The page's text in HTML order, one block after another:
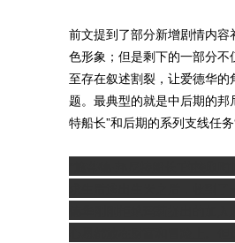
前文提到了部分新增剧情内
色形象；但是剩下的一部分
至存在叙述割裂，让爱德华
题。最典型的就是中后期的邦
特船长”和后期的系列支线任务